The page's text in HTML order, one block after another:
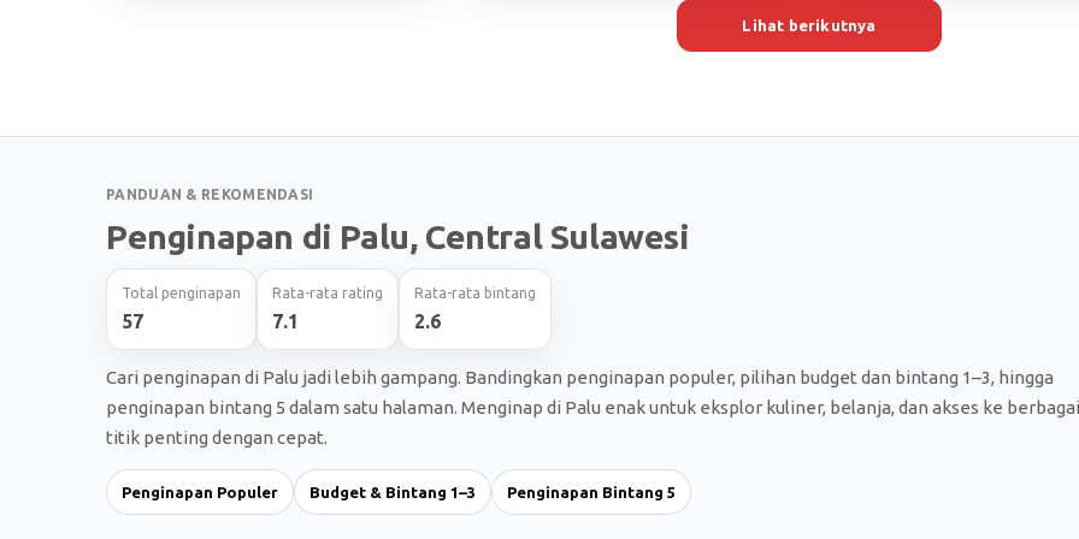
Lihat berikutnya
PANDUAN & REKOMENDASI
Penginapan di Palu, Central Sulawesi
Total penginapan
57
Rata-rata rating
7.1
Rata-rata bintang
2.6
Cari penginapan di Palu jadi lebih gampang. Bandingkan penginapan populer, pilihan budget dan bintang 1–3, hingga
penginapan bintang 5 dalam satu halaman. Menginap di Palu enak untuk eksplor kuliner, belanja, dan akses ke berbagai
titik penting dengan cepat.
Penginapan Populer Budget & Bintang 1–3 Penginapan Bintang 5